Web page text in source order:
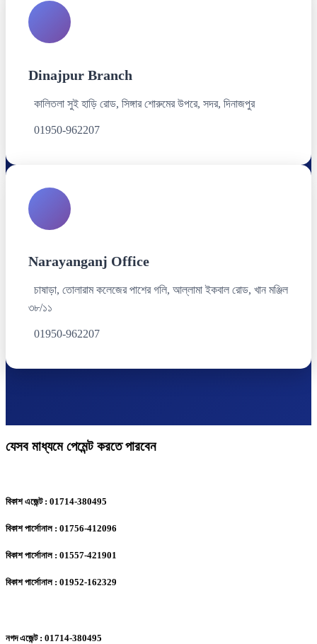
Dinajpur Branch
কালিতলা সুই হাড়ি রোড, সিঙ্গার শোরুমের উপরে, সদর, দিনাজপুর
01950-962207
Narayanganj Office
চাষাড়া, তোলারাম কলেজের পাশের গলি, আল্লামা ইকবাল রোড, খান মঞ্জিল
৩৮/১১
01950-962207
যেসব মাধ্যমে পেমেন্ট করতে পারবেন
বিকাশ এজেন্ট : 01714-380495
বিকাশ পার্সোনাল : 01756-412096
বিকাশ পার্সোনাল : 01557-421901
বিকাশ পার্সোনাল : 01952-162329
নগদ এজেন্ট : 01714-380495